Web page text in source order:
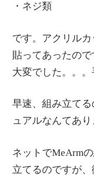
・ネジ類
です。アクリル
貼ってあったの
大変でした。。。
早速、組み立て
ュアルなんてあり
ネットでMeArm
立てるのですが、